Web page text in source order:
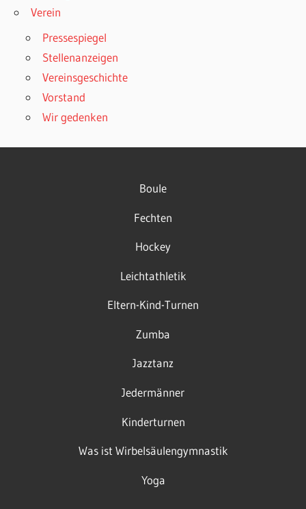
Verein
Pressespiegel
Stellenanzeigen
Vereinsgeschichte
Vorstand
Wir gedenken
Boule
Fechten
Hockey
Leichtathletik
Eltern-Kind-Turnen
Zumba
Jazztanz
Jedermänner
Kinderturnen
Was ist Wirbelsäulengymnastik
Yoga